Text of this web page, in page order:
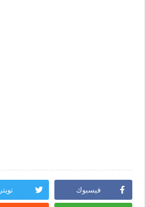
فيسبوك تويتر